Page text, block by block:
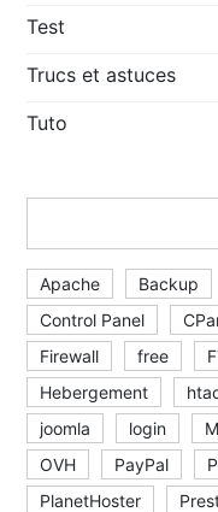
Test
Trucs et astuces
Tuto
Apache Backup
Control Panel
Firewall
free
Hebergement
joomla
login
OVH
PayPal
PlanetHoster